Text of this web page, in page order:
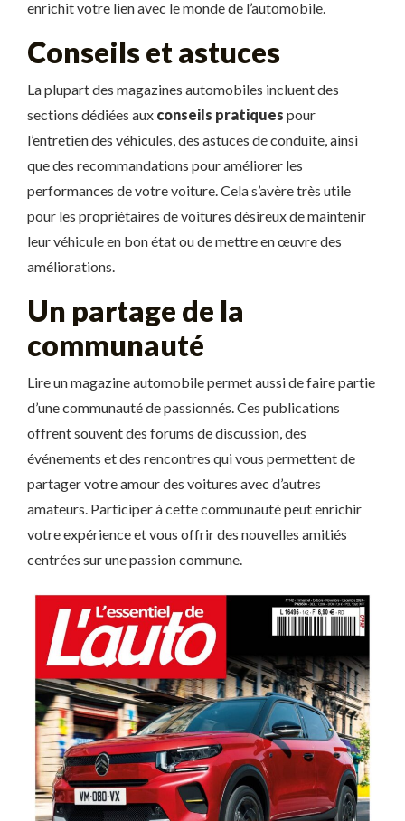
enrichit votre lien avec le monde de l’automobile.
Conseils et astuces
La plupart des magazines automobiles incluent des
sections dédiées aux conseils pratiques pour
l’entretien des véhicules, des astuces de conduite, ainsi
que des recommandations pour améliorer les
performances de votre voiture. Cela s’avère très utile
pour les propriétaires de voitures désireux de maintenir
leur véhicule en bon état ou de mettre en œuvre des
améliorations.
Un partage de la
communauté
Lire un magazine automobile permet aussi de faire partie
d’une communauté de passionnés. Ces publications
offrent souvent des forums de discussion, des
événements et des rencontres qui vous permettent de
partager votre amour des voitures avec d’autres
amateurs. Participer à cette communauté peut enrichir
votre expérience et vous offrir des nouvelles amitiés
centrées sur une passion commune.